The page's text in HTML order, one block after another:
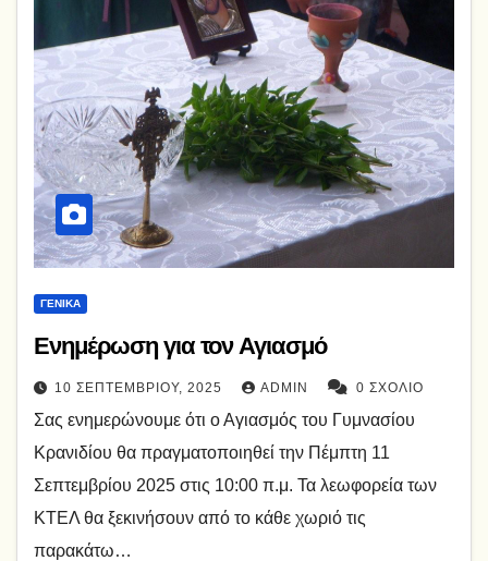
ΓΕΝΙΚΆ
Ενημέρωση για τον Αγιασμό
10 ΣΕΠΤΕΜΒΡΊΟΥ, 2025 ADMIN 0 ΣΧΌΛΙΟ
Σας ενημερώνουμε ότι ο Αγιασμός του Γυμνασίου
Κρανιδίου θα πραγματοποιηθεί την Πέμπτη 11
Σεπτεμβρίου 2025 στις 10:00 π.μ. Τα λεωφορεία των
ΚΤΕΛ θα ξεκινήσουν από το κάθε χωριό τις
παρακάτω…